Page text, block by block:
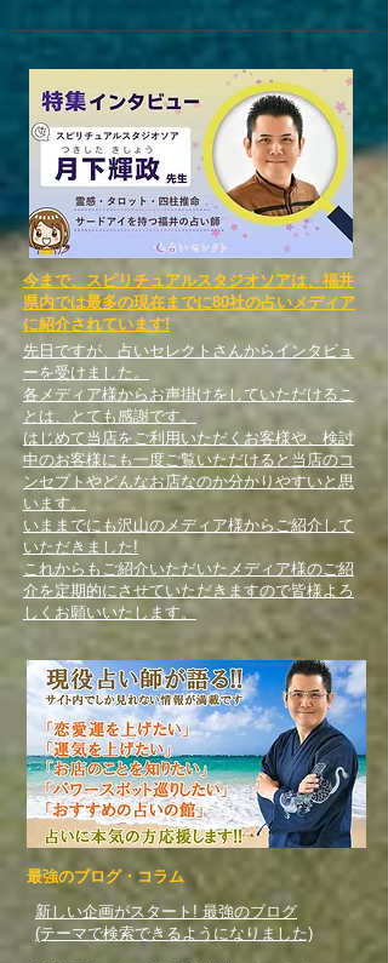
今まで、スピリチュアルスタジオソアは、福井
県内では最多の現在までに80社の占いメディア
に紹介されています!
先日ですが、占いセレクトさんからインタビュ
ーを受けました。
各メディア様からお声掛けをしていただけるこ
とは、とても感謝です。
はじめて当店をご利用いただくお客様や、検討
中のお客様にも一度ご覧いただけると当店のコ
ンセプトやどんなお店なのか分かりやすいと思
います。
いままでにも沢山のメディア様からご紹介して
いただきました!
​これからもご紹介いただいたメディア様のご紹
介を定期的にさせていただきますので皆様よろ
しくお願いいたします。
​最強のブログ・コラム
​​​新しい企画がスタート! 最強のブログ
(テーマで検索できるようになりました)